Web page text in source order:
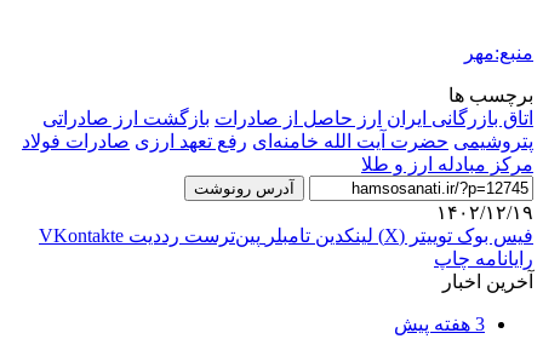
منبع:مهر
برچسب ها
اتاق بازرگانی ایران ارز حاصل از صادرات بازگشت ارز صادراتی
پتروشیمی حضرت آیت الله خامنه‌ای رفع تعهد ارزی صادرات فولاد
مرکز مبادله ارز و طلا
آدرس رونوشت
۱۴۰۲/۱۲/۱۹
فیس بوک توییتر (X) لینکدین ‫تامبلر ‫پین‌ترست ‫رددیت ‫VKontakte
رایانامه چاپ
آخرین اخبار
3 هفته پیش